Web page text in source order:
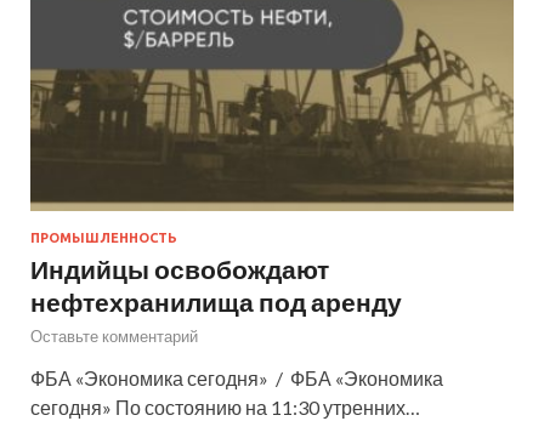
ПРОМЫШЛЕННОСТЬ
Индийцы освобождают
нефтехранилища под аренду
Оставьте комментарий
ФБА «Экономика сегодня» / ФБА «Экономика
сегодня» По состоянию на 11:30 утренних…